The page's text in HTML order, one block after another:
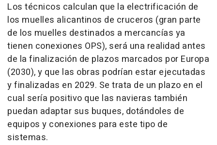
Los técnicos calculan que la electrificación de
los muelles alicantinos de cruceros (gran parte
de los muelles destinados a mercancías ya
tienen conexiones OPS), será una realidad antes
de la finalización de plazos marcados por Europa
(2030), y que las obras podrían estar ejecutadas
y finalizadas en 2029. Se trata de un plazo en el
cual sería positivo que las navieras también
puedan adaptar sus buques, dotándoles de
equipos y conexiones para este tipo de
sistemas.